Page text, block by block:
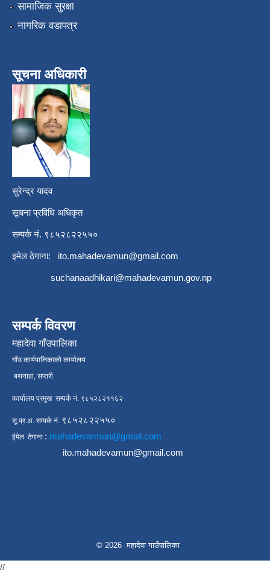
सामाजिक सुरक्षा
नागरिक वडापत्र
सूचना अधिकारी
सुरेन्द्र यादव
सूचना प्रविधि अधिकृत
सम्पर्क नं. ९८५२८२२५५०
इमेल ठेगाना: ito.mahadevamun@gmail.com
suchanaadhikari@mahadevamun.gov.np
सम्पर्क विवरण
महादेवा गाँउपालिका
गाँउ कार्यपालिकाको कार्यालय
बथनाहा, सप्तरी
कार्यालय प्रमुख सम्पर्क नं. ९८५२८२११६२
सू.प्र.अ. सम्पर्क नं. ९८५२८२२५५०
ईमेल ठेगाना : mahadevarmun@gmail.com
ito.mahadevamun@gmail.com
© 2026 महादेवा गाउँपालिका
//